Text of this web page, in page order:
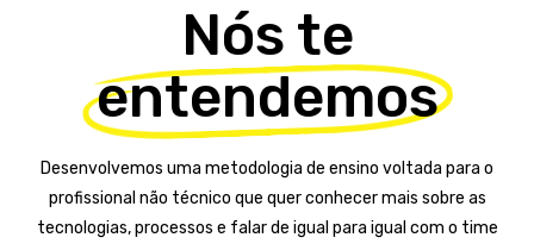
Nós te
entendemos
Desenvolvemos uma metodologia de ensino voltada para o
profissional não técnico que quer conhecer mais sobre as
tecnologias, processos e falar de igual para igual com o time